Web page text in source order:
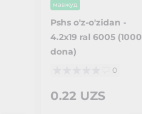
мавжуд
Pshs o'z-o'zidan -
4.2x19 ral 6005 (1000
dona)
0
0.22 UZS